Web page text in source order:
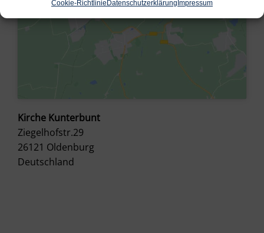
Cookie-RichtlinieDatenschutzerklärungImpressum
Kirche Kunterbunt
Ziegelhofstr.29
26121 Oldenburg
Deutschland